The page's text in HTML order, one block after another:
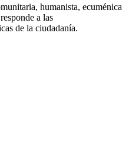
humanista, ecuménica
a las
de la ciudadanía.